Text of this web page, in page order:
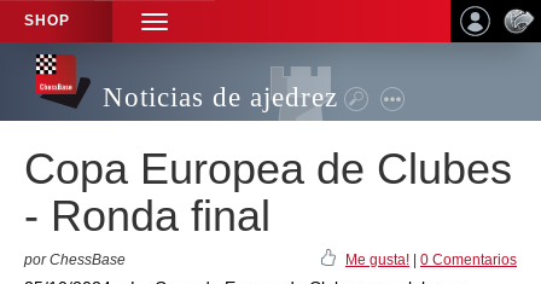
SHOP
TOGGLE
NAVIGATION
Noticias de ajedrez
Copa Europea de Clubes
- Ronda final
por ChessBase Me gusta! 0 Comentarios